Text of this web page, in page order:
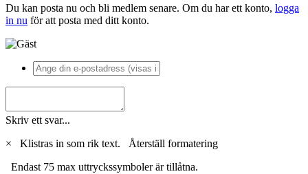
Du kan posta nu och bli medlem senare. Om du har ett konto, logga
in nu för att posta med ditt konto.
Skriv ett svar...
×
Klistras in som rik text. Återställ formatering
Endast 75 max uttryckssymboler är tillåtna.